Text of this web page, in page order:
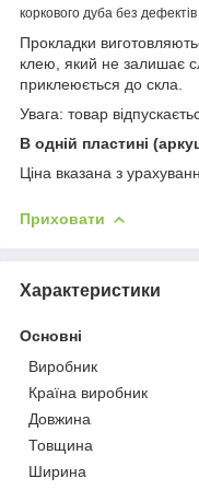
коркового дуба без дефектів
Прокладки
клею, який не залишає
приклеюється до скла.
Увага: товар
В одній пластині
Ціна вказана з
Приховати
Характеристики
Основні
Виробник
Країна виробник
Довжина
Товщина
Ширина